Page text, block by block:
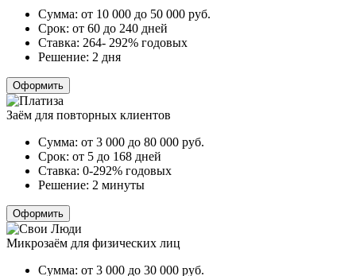
Сумма: от 10 000 до 50 000 руб.
Срок: от 60 до 240 дней
Ставка: 264- 292% годовых
Решение: 2 дня
Оформить
Заём для повторных клиентов
Сумма: от 3 000 до 80 000 руб.
Срок: от 5 до 168 дней
Ставка: 0-292% годовых
Решение: 2 минуты
Оформить
Микрозаём для физических лиц
Сумма: от 3 000 до 30 000 руб.